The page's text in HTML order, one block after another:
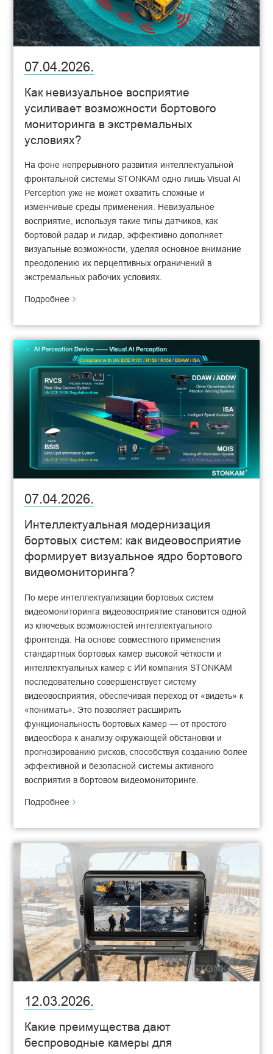
07.04.2026.
Как невизуальное восприятие
усиливает возможности бортового
мониторинга в экстремальных
условиях?
На фоне непрерывного развития интеллектуальной
фронтальной системы STONKAM одно лишь Visual AI
Perception уже не может охватить сложные и
изменчивые среды применения. Невизуальное
восприятие, используя такие типы датчиков, как
бортовой радар и лидар, эффективно дополняет
визуальные возможности, уделяя основное внимание
преодолению их перцептивных ограничений в
экстремальных рабочих условиях.
Подробнее
07.04.2026.
Интеллектуальная модернизация
бортовых систем: как видеовосприятие
формирует визуальное ядро бортового
видеомониторинга?
По мере интеллектуализации бортовых систем
видеомониторинга видеовосприятие становится одной
из ключевых возможностей интеллектуального
фронтенда. На основе совместного применения
стандартных бортовых камер высокой чёткости и
интеллектуальных камер с ИИ компания STONKAM
последовательно совершенствует систему
видеовосприятия, обеспечивая переход от «видеть» к
«понимать». Это позволяет расширить
функциональность бортовых камер — от простого
видеосбора к анализу окружающей обстановки и
прогнозированию рисков, способствуя созданию более
эффективной и безопасной системы активного
восприятия в бортовом видеомониторинге.
Подробнее
12.03.2026.
Какие преимущества дают
беспроводные камеры для